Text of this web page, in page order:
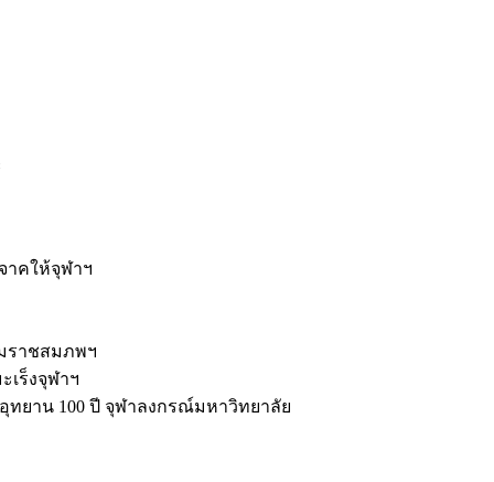
าคให้จุฬาฯ
ราชสมภพฯ
ร็งจุฬาฯ
ทยาน 100 ปี จุฬาลงกรณ์มหาวิทยาลัย